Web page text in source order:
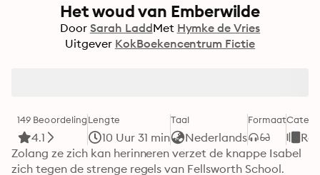
Het woud van Emberwilde
Door Sarah LaddMet Hymke de Vries
Uitgever KokBoekencentrum Fictie
149 Beoordeling
4.1
Lengte
10 Uur 31 min
Taal
Nederlands
Formaat
Zolang ze zich kan herinneren verzet de knappe Isabel
zich tegen de strenge regels van Fellsworth School.